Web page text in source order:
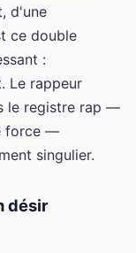
d'une
ce double
:
Le rappeur
le registre rap —
force —
singulier.
désir